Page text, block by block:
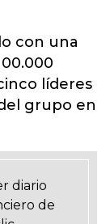
con una
líderes
grupo en
diario
de